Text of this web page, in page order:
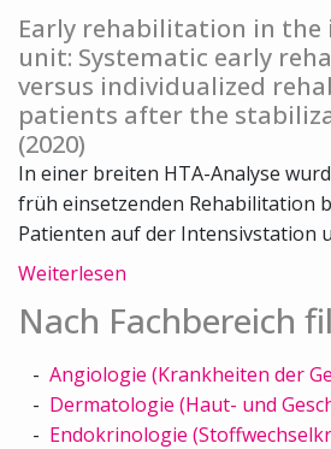
Early rehabilitation in the
unit: Systematic early
versus individualized
patients after the
(2020)
In einer breiten HTA-Analyse
früh einsetzenden Rehabilitation
Patienten auf der Intensivstation
Weiterlesen
Nach Fachbereich
Angiologie (Krankheiten der
Dermatologie (Haut- und
Endokrinologie